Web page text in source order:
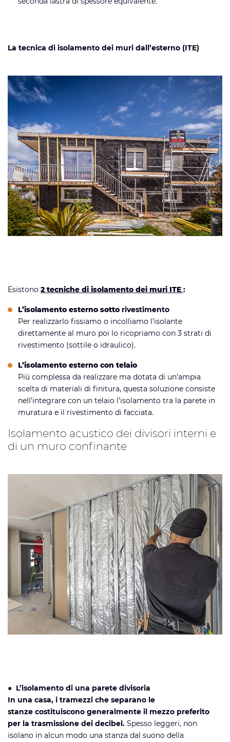
La tecnica di isolamento dei muri dall’esterno (ITE)
Esistono 2 tecniche di isolamento dei muri ITE :
L’isolamento esterno sotto rivestimento
Per realizzarlo fissiamo o incolliamo l’isolante
direttamente al muro poi lo ricopriamo con 3 strati di
rivestimento (sottile o idraulico).
L’isolamento esterno con telaio
Più complessa da realizzare ma dotata di un’ampia
scelta di materiali di finitura, questa soluzione consiste
nell’integrare con un telaio l’isolamento tra la parete in
muratura e il rivestimento di facciata.
Isolamento acustico dei divisori interni e
di un muro confinante
● L’isolamento di una parete divisoria
In una casa, i tramezzi che separano le
stanze costituiscono generalmente il mezzo preferito
per la trasmissione dei decibel. Spesso leggeri, non
isolano in alcun modo una stanza dal suono della